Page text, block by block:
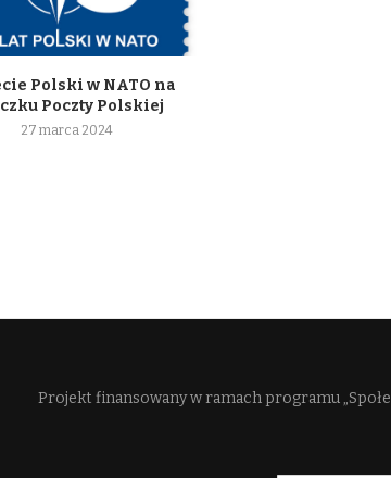
Polski w NATO na
Poczty Polskiej
27 marca 2024
Projekt finansowany w ramach programu